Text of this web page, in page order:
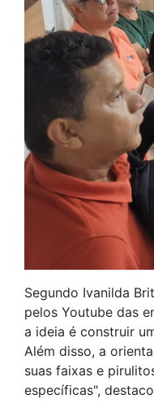
Segundo Ivanilda
pelos Youtube das
a ideia é construir
Além disso, a
suas faixas e
específicas",